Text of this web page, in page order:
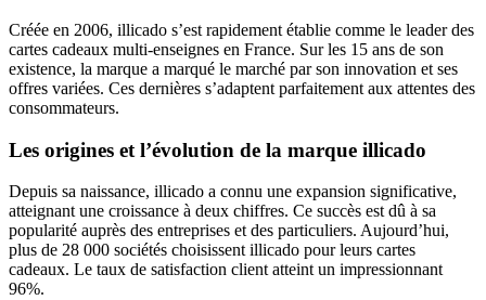
Créée en 2006, illicado s’est rapidement établie comme le leader des
cartes cadeaux multi-enseignes en France. Sur les 15 ans de son
existence, la marque a marqué le marché par son innovation et ses
offres variées. Ces dernières s’adaptent parfaitement aux attentes des
consommateurs.
Les origines et l’évolution de la marque illicado
Depuis sa naissance, illicado a connu une expansion significative,
atteignant une croissance à deux chiffres. Ce succès est dû à sa
popularité auprès des entreprises et des particuliers. Aujourd’hui,
plus de 28 000 sociétés choisissent illicado pour leurs cartes
cadeaux. Le taux de satisfaction client atteint un impressionnant
96%.